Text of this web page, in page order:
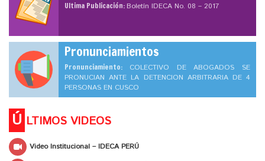
Ultima Publicación:Boletín IDECA No. 08 – 2017
Pronunciamientos
Pronunciamiento: COLECTIVO DE ABOGADOS SE
PRONUCIAN ANTE LA DETENCION ARBITRARIA DE 4
PERSONAS EN CUSCO
Ú LTIMOS VIDEOS
Video Institucional – IDECA PERÚ